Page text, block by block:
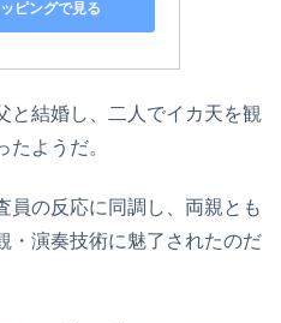
ピングで見る
と結婚し、二人でイカ天を観
ようだ。
員の反応に同調し、両親とも
・演奏技術に魅了されたのだ